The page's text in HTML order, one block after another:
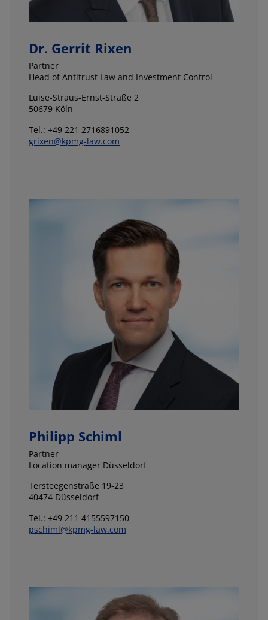
Dr. Gerrit Rixen
Partner
Head of Antitrust Law and Investment Control
Luise-Straus-Ernst-Straße 2
50679 Köln
Tel.: +49 221 2716891052
grixen@kpmg-law.com
Philipp Schiml
Partner
Location manager Düsseldorf
Tersteegenstraße 19-23
40474 Düsseldorf
Tel.: +49 211 4155597150
pschiml@kpmg-law.com